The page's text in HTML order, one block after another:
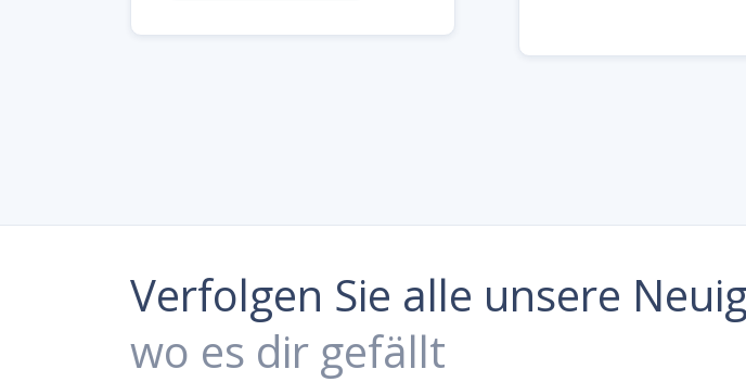
Verfolgen Sie alle unsere
wo es dir gefällt